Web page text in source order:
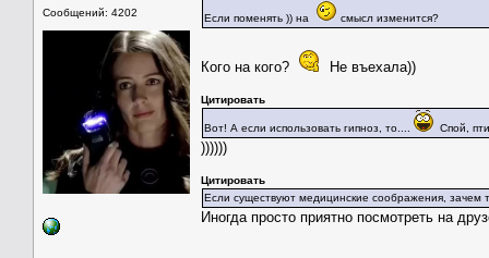
Сообщений: 4202 Если поменять )) на смысл изменится?
Кого на кого? Не въехала))
Цитировать
Вот! А если использовать гипноз, то.... Спой,
))))))
Цитировать
Если существуют медицинские соображения, зачем
Иногда просто приятно посмотреть на